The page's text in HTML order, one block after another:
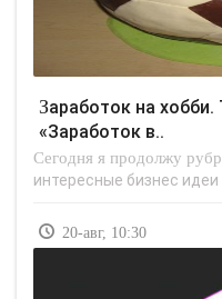
Заработок на хобби. Торты на заказ. -
«Заработок в..
Сегодня я продолжу
интересные бизнес идеи
20-авг, 10:30